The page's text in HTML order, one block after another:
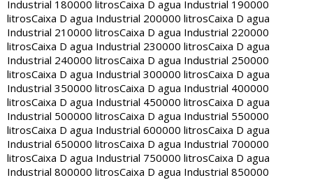
Industrial 180000 litrosCaixa D agua Industrial 190000
litrosCaixa D agua Industrial 200000 litrosCaixa D agua
Industrial 210000 litrosCaixa D agua Industrial 220000
litrosCaixa D agua Industrial 230000 litrosCaixa D agua
Industrial 240000 litrosCaixa D agua Industrial 250000
litrosCaixa D agua Industrial 300000 litrosCaixa D agua
Industrial 350000 litrosCaixa D agua Industrial 400000
litrosCaixa D agua Industrial 450000 litrosCaixa D agua
Industrial 500000 litrosCaixa D agua Industrial 550000
litrosCaixa D agua Industrial 600000 litrosCaixa D agua
Industrial 650000 litrosCaixa D agua Industrial 700000
litrosCaixa D agua Industrial 750000 litrosCaixa D agua
Industrial 800000 litrosCaixa D agua Industrial 850000